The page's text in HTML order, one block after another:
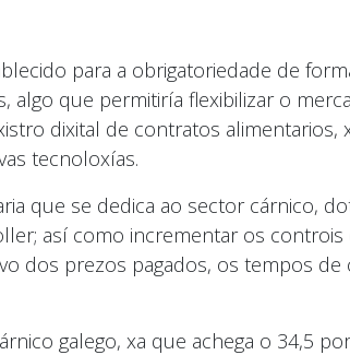
para a obrigatoriedade de
algo que permitiría flexibilizar o
dixital de contratos alimentarios,
tecnoloxías.
que se dedica ao sector cárnico,
así como incrementar os controis
dos prezos pagados, os tempos
galego, xa que achega o 34,5